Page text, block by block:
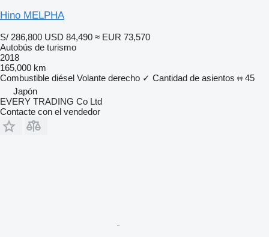
Hino MELPHA
S/ 286,800 USD 84,490 ≈ EUR 73,570
Autobús de turismo
2018
165,000 km
Combustible diésel Volante derecho ✓ Cantidad de asientos
45
Japón
EVERY TRADING Co Ltd
Contacte con el vendedor